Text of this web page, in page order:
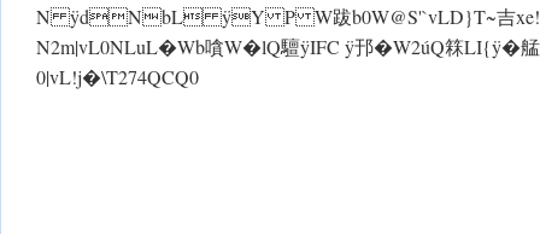
N ÿdNbL ÿY P W跋b0W@S'`vLD}T~吉xe!k|vL
N2m|vL0NLuL�Wb嗿 W�lQ驙ÿIFC ÿ邘� W2úQ箖
0|vL!j�\T274QCQ0